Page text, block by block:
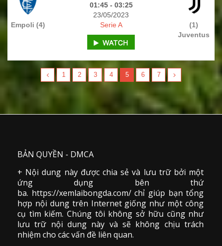
01:45 - 03:25
23/05/2023
Empoli (4)
(1)
Juventus
Serie A
1 2 3 4 5 6 7
BẢN QUYỀN - DMCA
+ Nội dung này được chia sẻ và lưu trữ bởi một
ứng dụng bên thứ
ba. https://xemlaibongda.com/ chỉ giúp bạn tổng
hợp nội dung trên Internet giống như một công
cụ tìm kiếm. Chúng tôi không sở hữu cũng như
lưu trữ nội dung này và sẽ không chịu trách
nhiệm cho các vấn đề liên quan.